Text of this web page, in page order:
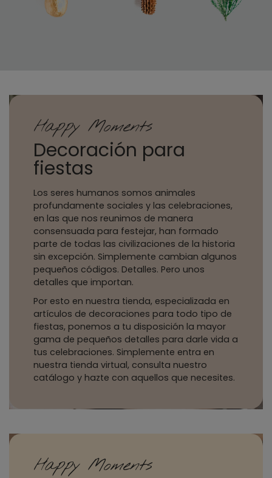
Happy Moments
Decoración para
fiestas
Los seres humanos somos animales
profundamente sociales y las celebraciones,
en las que nos reunimos de manera
consensuada para festejar, han formado
parte de todas las civilizaciones de la historia
sin excepción. Simplemente cambian algunos
pequeños códigos. Detalles. Pero unos
detalles que importan.
Por esto en nuestra tienda, especializada en
artículos de decoraciones para todo tipo de
fiestas, ponemos a tu disposición la mayor
gama de pequeños detalles para darle vida a
tus celebraciones. Simplemente entra en
nuestra tienda virtual, consulta nuestro
catálogo y hazte con aquellos que necesites.
Happy Moments